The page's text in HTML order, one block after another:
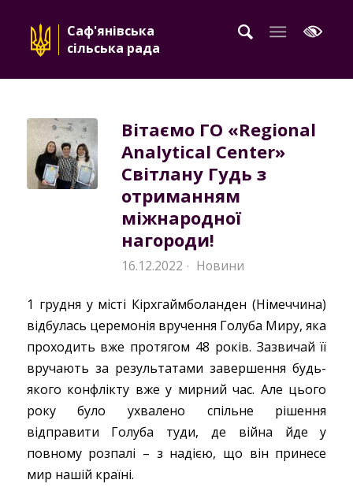
Саф'янівська
сільська рада
Вітаємо ГО «Regional
Analytical Center»
Світлану Гудь з
отриманням
міжнародної
нагороди!
16.12.2022 · Новини
1 грудня у місті Кірхгаймболанден (Німеччина)
відбулась церемонія вручення Голуба Миру, яка
проходить вже протягом 48 років. Зазвичай її
вручають за результатами завершення будь-
якого конфлікту вже у мирний час. Але цього
року було ухвалено спільне рішення
відправити Голуба туди, де війна йде у
повному розпалі – з надією, що він принесе
мир нашій країні.